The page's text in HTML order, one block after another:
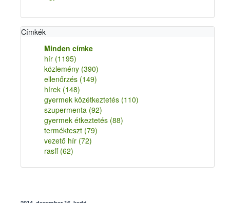
Címkék
Minden címke
hír (1195)
közlemény (390)
ellenőrzés (149)
hírek (148)
gyermek közétkeztetés (110)
szupermenta (92)
gyermek étkeztetés (88)
termékteszt (79)
vezető hír (72)
rasff (62)